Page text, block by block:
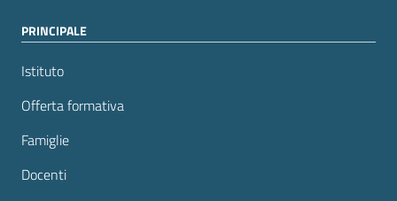
PRINCIPALE
Istituto
Offerta formativa
Famiglie
Docenti